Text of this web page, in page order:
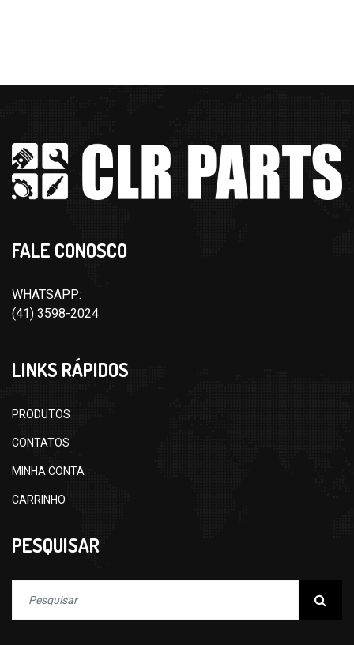
FALE CONOSCO
WHATSAPP:
(41) 3598-2024
LINKS RÁPIDOS
PRODUTOS
CONTATOS
MINHA CONTA
CARRINHO
PESQUISAR